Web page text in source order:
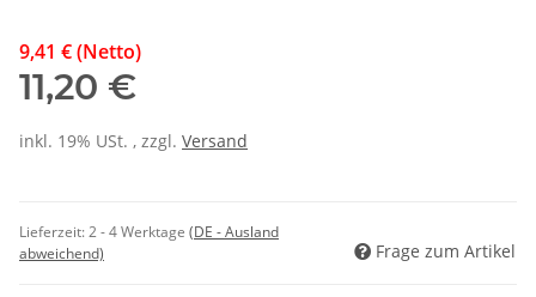
9,41 € (Netto)
11,20 €
inkl. 19% USt. , zzgl. Versand
Lieferzeit:2 - 4 Werktage (DE - Ausland
abweichend)
Frage zum Artikel